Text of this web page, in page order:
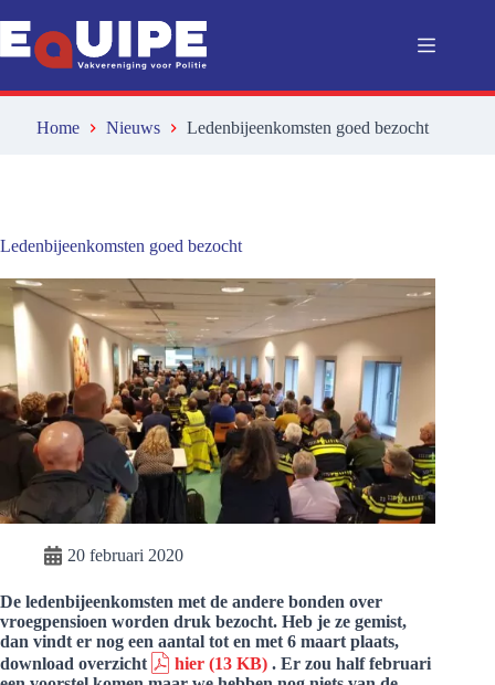
naar
de
inhoud
Home Nieuws Ledenbijeenkomsten goed bezocht
Ledenbijeenkomsten goed bezocht
20 februari 2020
De ledenbijeenkomsten met de andere bonden over
vroegpensioen worden druk bezocht. Heb je ze gemist,
dan vindt er nog een aantal tot en met 6 maart plaats,
download overzicht
hier (13 KB) . Er zou half februari